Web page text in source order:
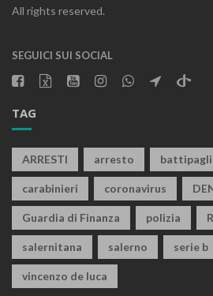
All rights reserved.
SEGUICI SUI SOCIAL
TAG
ARRESTI arresto
carabinieri coronavirus
Guardia di Finanza polizia
salernitana salerno serie b
vincenzo de luca